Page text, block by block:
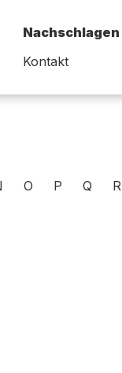
Nachschlagen
Kontakt
O P Q R